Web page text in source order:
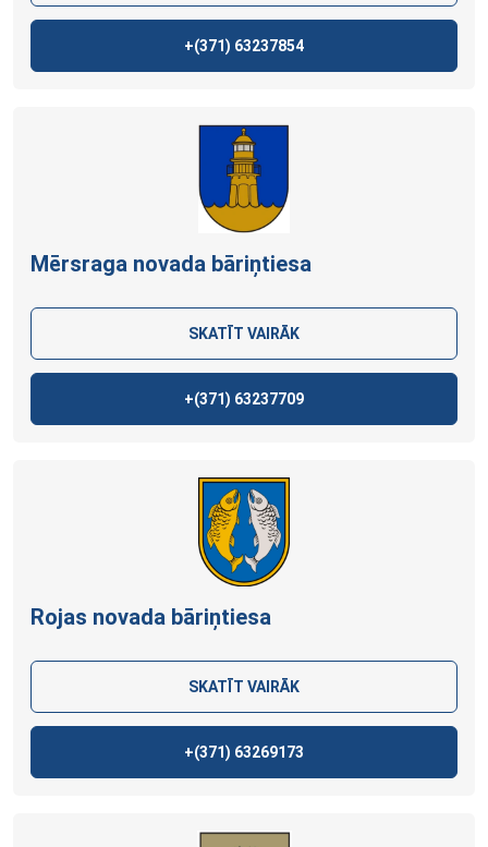
+(371) 63237854
Mērsraga novada bāriņtiesa
SKATĪT VAIRĀK
+(371) 63237709
Rojas novada bāriņtiesa
SKATĪT VAIRĀK
+(371) 63269173